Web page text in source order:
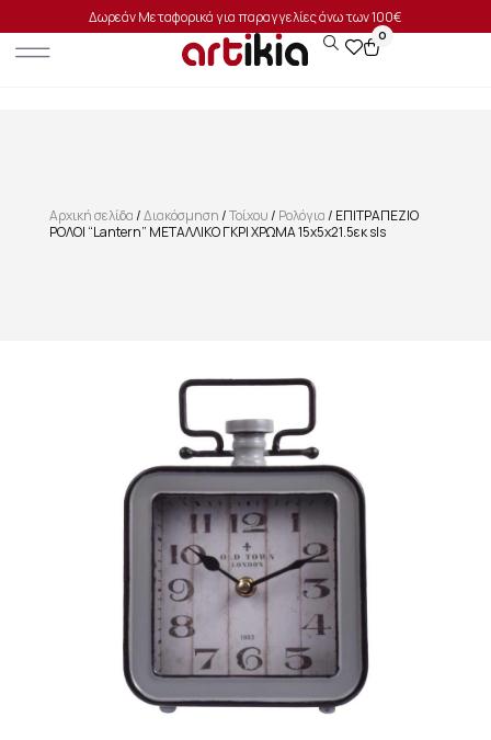
Δωρεάν Μεταφορικά για παραγγελίες άνω των 100€
0
Αρχική σελίδα/Διακόσμηση/Τοίχου/ Ρολόγια/ ΕΠΙΤΡΑΠΕΖΙΟ
ΡΟΛΟΙ “Lantern” ΜΕΤΑΛΛΙΚΟ ΓΚΡΙ ΧΡΩΜΑ 15x5x21.5εκ sls